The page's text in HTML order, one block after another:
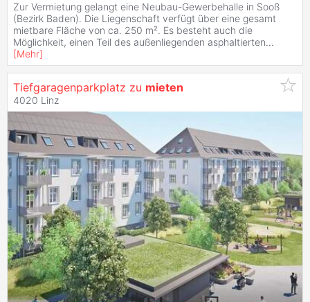
Zur Vermietung gelangt eine Neubau-Gewerbehalle in Sooß
(Bezirk Baden). Die Liegenschaft verfügt über eine gesamt
mietbare Fläche von ca. 250 m². Es besteht auch die
Möglichkeit, einen Teil des außenliegenden asphaltierten...
[Mehr]
Tiefgaragenparkplatz zu mieten
4020 Linz